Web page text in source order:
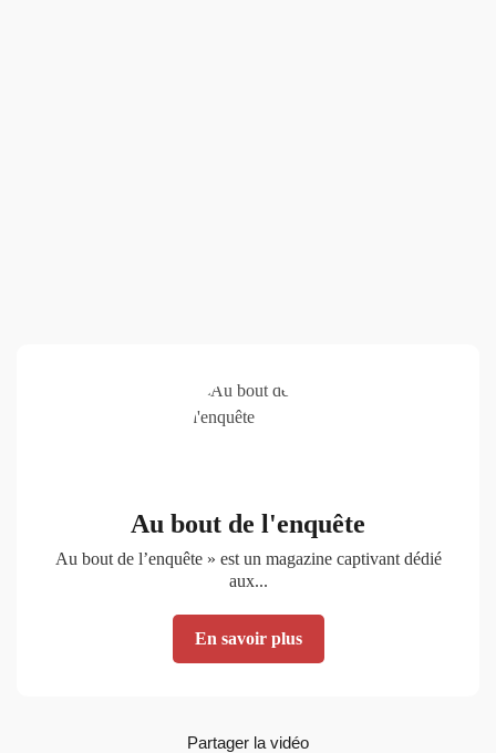
Au bout de l'enquête
Au bout de l’enquête » est un magazine captivant dédié
aux...
En savoir plus
Partager la vidéo